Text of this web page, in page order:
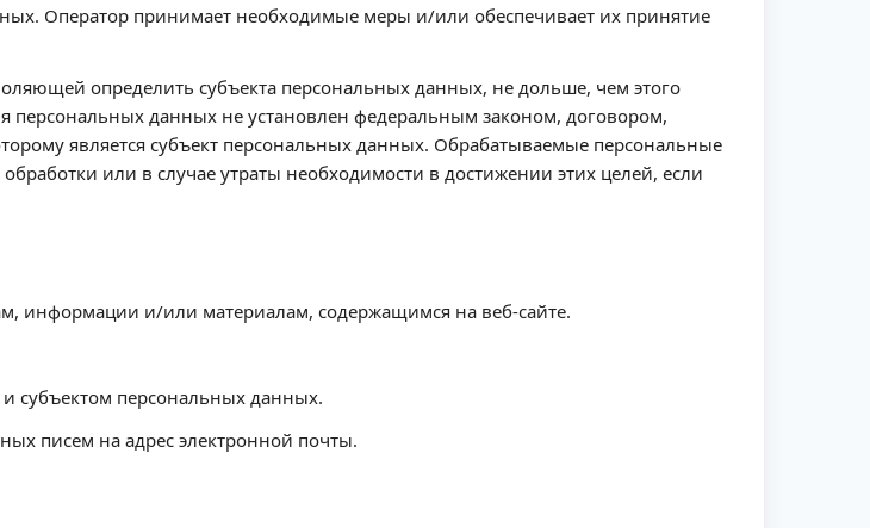
Оператор принимает необходимые меры и/или обеспечивает их принятие
определить субъекта персональных данных, не дольше, чем этого
персональных данных не установлен федеральным законом, договором,
является субъект персональных данных. Обрабатываемые персональные
или в случае утраты необходимости в достижении этих целей, если
информации и/или материалам, содержащимся на веб-сайте.
субъектом персональных данных.
писем на адрес электронной почты.